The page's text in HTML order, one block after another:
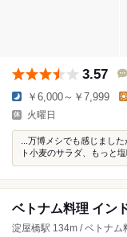
3.57
￥6,000～￥7,999
火曜日
...万博メシでも感じまし
ト小麦のサラダ、もっと
ベトナム料理 イン
淀屋橋駅 134m / ベトナム